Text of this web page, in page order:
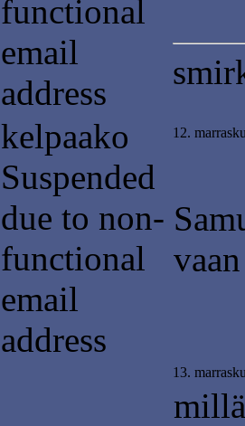
functional
email
address
kelpaako
Suspended
due to non-
functional
email
address
12.
13.